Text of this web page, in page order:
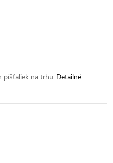
píšťaliek na trhu. Detailné